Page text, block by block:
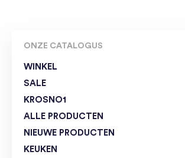
ONZE CATALOGUS
WINKEL
SALE
KROSNO1
ALLE PRODUCTEN
NIEUWE PRODUCTEN
KEUKEN